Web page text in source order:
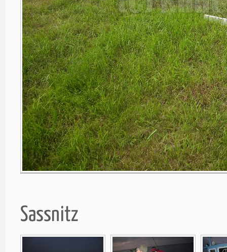
Sassnitz